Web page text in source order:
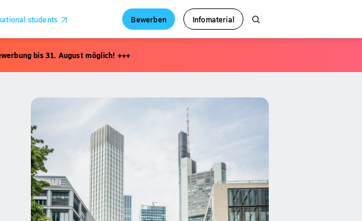
students Bewerben Infomaterial
bis 31. August möglich! +++